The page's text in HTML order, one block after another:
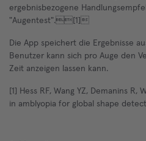
ergebnisbezogene
"Augentest".[1]
Die App speichert die Ergebnisse
Benutzer kann sich pro Auge den
Zeit anzeigen lassen kann.
[1] Hess RF, Wang YZ, Demanins R,
in amblyopia for global shape